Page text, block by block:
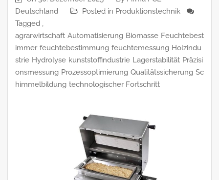
Deutschland
Posted in Produktionstechnik
Tagged ,
agrarwirtschaft Automatisierung Biomasse Feuchtebest
immer feuchtebestimmung feuchtemessung Holzindu
strie Hydrolyse kunststoffindustrie Lagerstabilität Präzisi
onsmessung Prozessoptimierung Qualitätssicherung Sc
himmelbildung technologischer Fortschritt